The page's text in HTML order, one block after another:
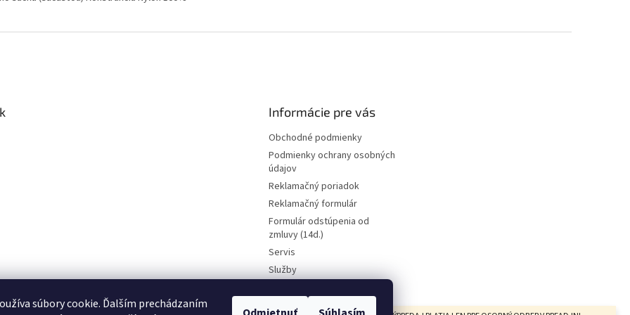
súbory cookie. Ďalším prechádzaním
Informácie pre vás
Obchodné podmienky
Podmienky ochrany osobných
údajov
Reklamačný poriadok
Reklamačný formulár
Formulár odstúpenia od
zmluvy (14d.)
Servis
Služby
Kamenná predajňa